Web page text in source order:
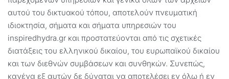
αυτού του δικτυακού τόπου, αποτελούν πνευματική
ιδιοκτησία, σήματα και σήματα υπηρεσιών του
inspiredhydra.gr και προστατεύονται από τις σχετικές
διατάξεις του ελληνικού δικαίου, του ευρωπαϊκού δικαίου
και των διεθνών συμβάσεων και συνθηκών. Συνεπώς,
κανένα εξ αυτών δε δύναται να αποτελέσει εν όλω ή εν